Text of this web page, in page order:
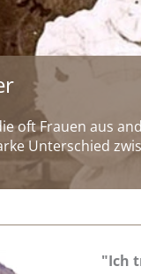
oft Frauen aus
Unterschied
"Ich